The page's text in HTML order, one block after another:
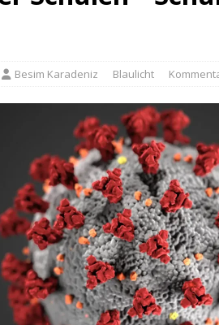
Besim Karadeniz Blaulicht